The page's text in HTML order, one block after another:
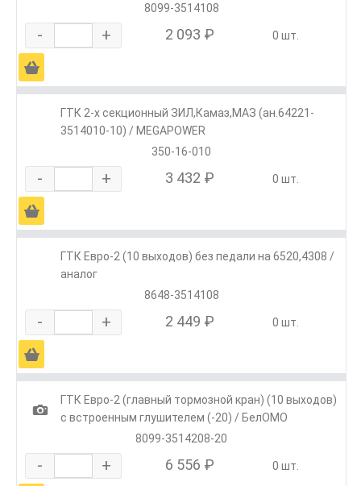
8099-3514108
- + 2 093 ₽ 0 шт.
Ä
ГТК 2-х секционный ЗИЛ,Камаз,МАЗ (ан.64221-
3514010-10) / MEGAPOWER
350-16-010
- + 3 432 ₽ 0 шт.
Ä
ГТК Евро-2 (10 выходов) без педали на 6520,4308 /
аналог
8648-3514108
- + 2 449 ₽ 0 шт.
Ä
1
ГТК Евро-2 (главный тормозной кран) (10 выходов)
с встроенным глушителем (-20) / БелОМО
8099-3514208-20
- + 6 556 ₽ 0 шт.